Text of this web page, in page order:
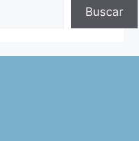
Buscar